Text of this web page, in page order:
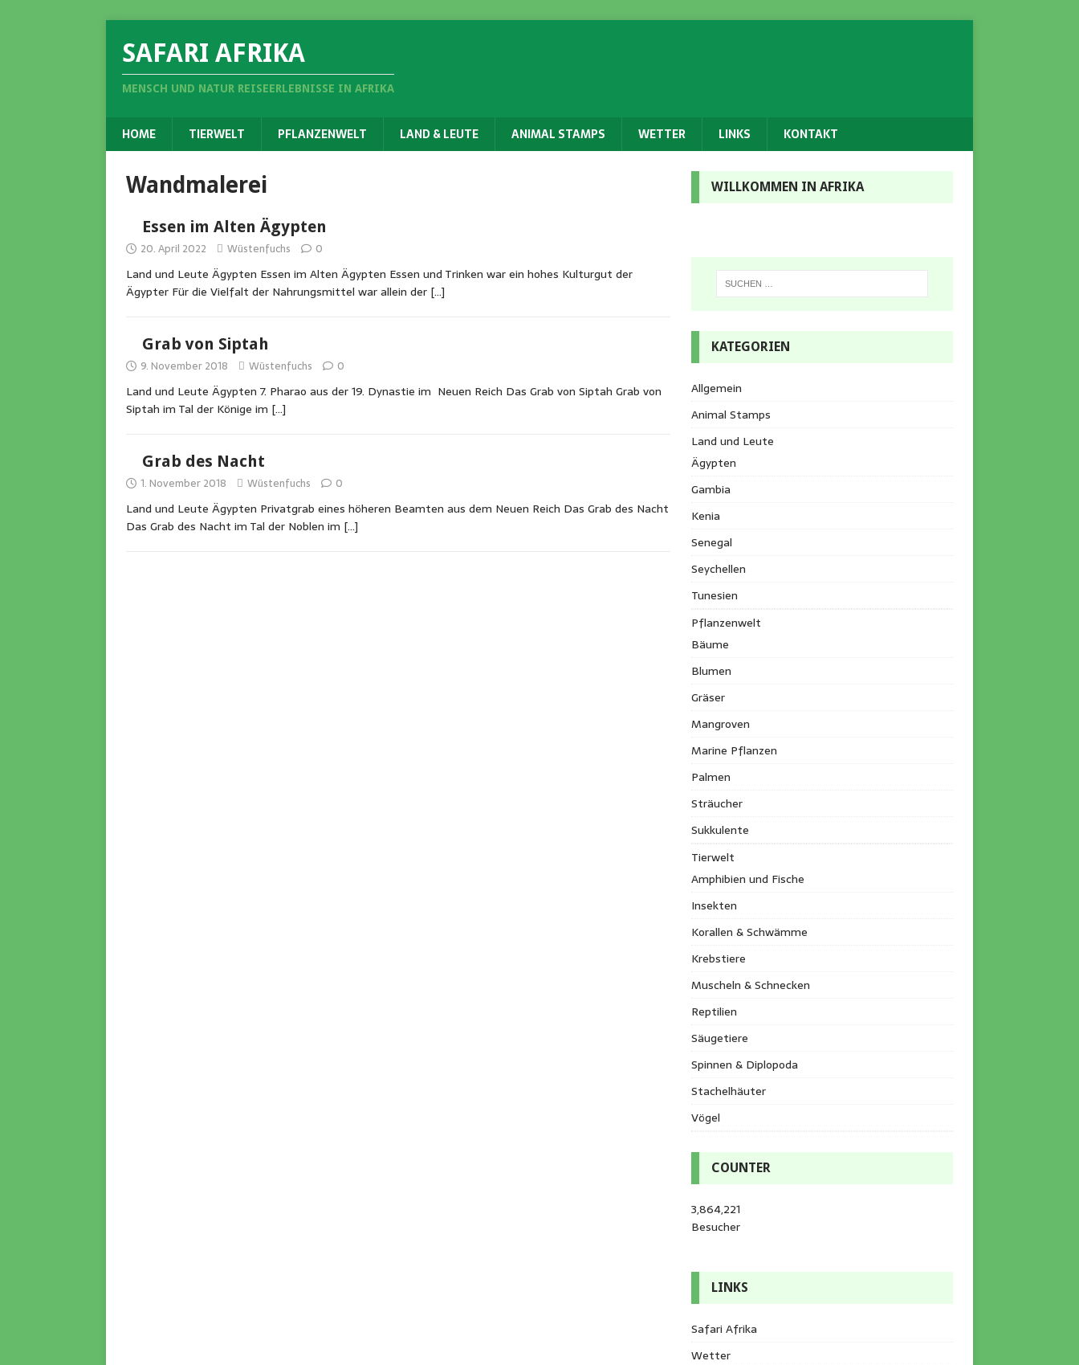
SAFARI AFRIKA
MENSCH UND NATUR REISEERLEBNISSE IN AFRIKA
HOME TIERWELT PFLANZENWELT LAND & LEUTE ANIMAL STAMPS WETTER LINKS KONTAKT
Wandmalerei
Essen im Alten Ägypten
20. April 2022 Wüstenfuchs 0
Land und Leute Ägypten Essen im Alten Ägypten Essen und Trinken war ein hohes Kulturgut der
Ägypter Für die Vielfalt der Nahrungsmittel war allein der […]
Grab von Siptah
9. November 2018 Wüstenfuchs 0
Land und Leute Ägypten 7. Pharao aus der 19. Dynastie im Neuen Reich Das Grab von Siptah Grab von
Siptah im Tal der Könige im […]
Grab des Nacht
1. November 2018 Wüstenfuchs 0
Land und Leute Ägypten Privatgrab eines höheren Beamten aus dem Neuen Reich Das Grab des Nacht
Das Grab des Nacht im Tal der Noblen im […]
WILLKOMMEN IN AFRIKA
KATEGORIEN
Allgemein
Animal Stamps
Land und Leute
Ägypten
Gambia
Kenia
Senegal
Seychellen
Tunesien
Pflanzenwelt
Bäume
Blumen
Gräser
Mangroven
Marine Pflanzen
Palmen
Sträucher
Sukkulente
Tierwelt
Amphibien und Fische
Insekten
Korallen & Schwämme
Krebstiere
Muscheln & Schnecken
Reptilien
Säugetiere
Spinnen & Diplopoda
Stachelhäuter
Vögel
COUNTER
3,864,221
Besucher
LINKS
Safari Afrika
Wetter